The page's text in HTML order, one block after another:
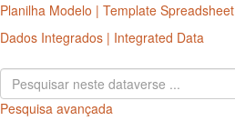
Planilha Modelo | Template Spreadsheet
Dados Integrados | Integrated Data
Pesquisa avançada